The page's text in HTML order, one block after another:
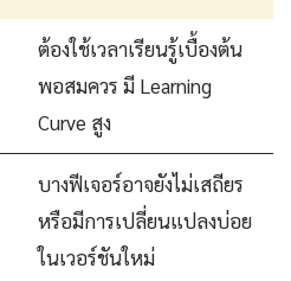
ต้องใช้เวลาเรียนรู้เบื้องต้น
พอสมควร มี Learning
Curve สูง
บางฟีเจอร์อาจยังไม่เสถียร
หรือมีการเปลี่ยนแปลงบ่อย
ในเวอร์ชันใหม่